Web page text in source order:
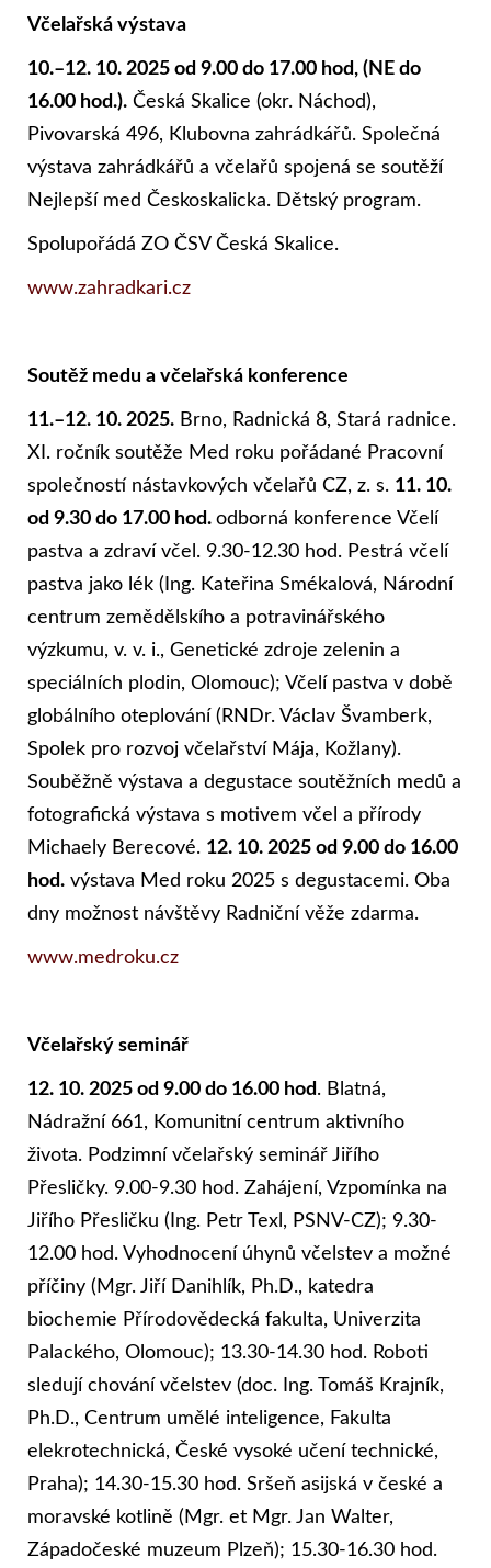
Včelařská výstava
10.–12. 10. 2025 od 9.00 do 17.00 hod, (NE do
16.00 hod.). Česká Skalice (okr. Náchod),
Pivovarská 496, Klubovna zahrádkářů. Společná
výstava zahrádkářů a včelařů spojená se soutěží
Nejlepší med Českoskalicka. Dětský program.
Spolupořádá ZO ČSV Česká Skalice.
www.zahradkari.cz
Soutěž medu a včelařská konference
11.–12. 10. 2025. Brno, Radnická 8, Stará radnice.
XI. ročník soutěže Med roku pořádané Pracovní
společností nástavkových včelařů CZ, z. s. 11. 10.
od 9.30 do 17.00 hod. odborná konference Včelí
pastva a zdraví včel. 9.30-12.30 hod. Pestrá včelí
pastva jako lék (Ing. Kateřina Smékalová, Národní
centrum zemědělskího a potravinářského
výzkumu, v. v. i., Genetické zdroje zelenin a
speciálních plodin, Olomouc); Včelí pastva v době
globálního oteplování (RNDr. Václav Švamberk,
Spolek pro rozvoj včelařství Mája, Kožlany).
Souběžně výstava a degustace soutěžních medů a
fotografická výstava s motivem včel a přírody
Michaely Berecové. 12. 10. 2025 od 9.00 do 16.00
hod. výstava Med roku 2025 s degustacemi. Oba
dny možnost návštěvy Radniční věže zdarma.
www.medroku.cz
Včelařský seminář
12. 10. 2025 od 9.00 do 16.00 hod. Blatná,
Nádražní 661, Komunitní centrum aktivního
života. Podzimní včelařský seminář Jiřího
Přesličky. 9.00-9.30 hod. Zahájení, Vzpomínka na
Jiřího Přesličku (Ing. Petr Texl, PSNV-CZ); 9.30-
12.00 hod. Vyhodnocení úhynů včelstev a možné
příčiny (Mgr. Jiří Danihlík, Ph.D., katedra
biochemie Přírodovědecká fakulta, Univerzita
Palackého, Olomouc); 13.30-14.30 hod. Roboti
sledují chování včelstev (doc. Ing. Tomáš Krajník,
Ph.D., Centrum umělé inteligence, Fakulta
elekrotechnická, České vysoké učení technické,
Praha); 14.30-15.30 hod. Sršeň asijská v české a
moravské kotlině (Mgr. et Mgr. Jan Walter,
Západočeské muzeum Plzeň); 15.30-16.30 hod.